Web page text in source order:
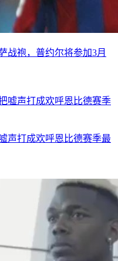
战袍，普约尔将参加3月
声打成欢呼恩比德赛季最